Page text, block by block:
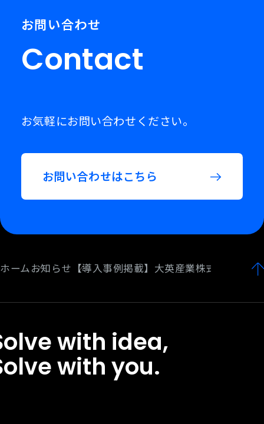
お問い合わせ
Contact
お気軽にお問い合わせください。
お問い合わせはこちら
ホームお知らせ 【導入事例掲載】大英産業株式会社さま
with idea,
with you.